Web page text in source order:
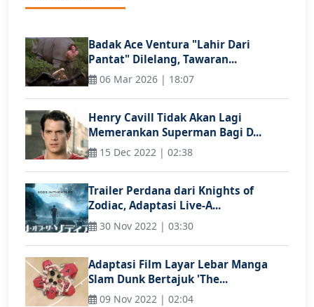
Badak Ace Ventura "Lahir Dari
Pantat" Dilelang, Tawaran...
06 Mar 2026 | 18:07
Henry Cavill Tidak Akan Lagi
Memerankan Superman Bagi D...
15 Dec 2022 | 02:38
Trailer Perdana dari Knights of
Zodiac, Adaptasi Live-A...
30 Nov 2022 | 03:30
Adaptasi Film Layar Lebar Manga
Slam Dunk Bertajuk 'The...
09 Nov 2022 | 02:04